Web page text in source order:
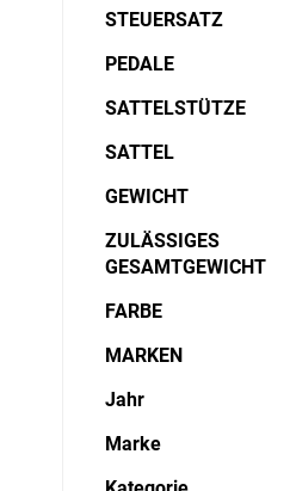
STEUERSATZ
PEDALE
SATTELSTÜTZE
SATTEL
GEWICHT
ZULÄSSIGES
GESAMTGEWICHT
FARBE
MARKEN
Jahr
Marke